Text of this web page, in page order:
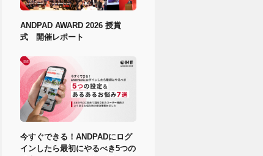
ANDPAD AWARD 2026 授賞
式 開催レポート
今すぐできる！ANDPADにログ
インしたら最初にやるべき5つの